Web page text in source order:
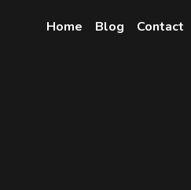
Home Blog Contact